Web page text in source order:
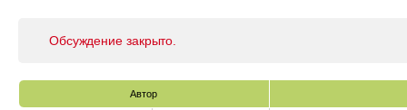
Обсуждение закрыто.
Автор